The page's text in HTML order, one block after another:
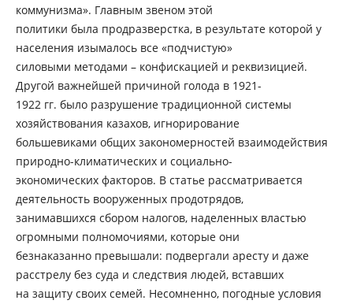
коммунизма». Главным звеном этой
политики была продразверстка, в результате которой у
населения изымалось все «подчистую»
силовыми методами – конфискацией и реквизицией.
Другой важнейшей причиной голода в 1921-
1922 гг. было разрушение традиционной системы
хозяйствования казахов, игнорирование
большевиками общих закономерностей взаимодействия
природно-климатических и социально-
экономических факторов. В статье рассматривается
деятельность вооруженных продотрядов,
занимавшихся сбором налогов, наделенных властью
огромными полномочиями, которые они
безнаказанно превышали: подвергали аресту и даже
расстрелу без суда и следствия людей, вставших
на защиту своих семей. Несомненно, погодные условия